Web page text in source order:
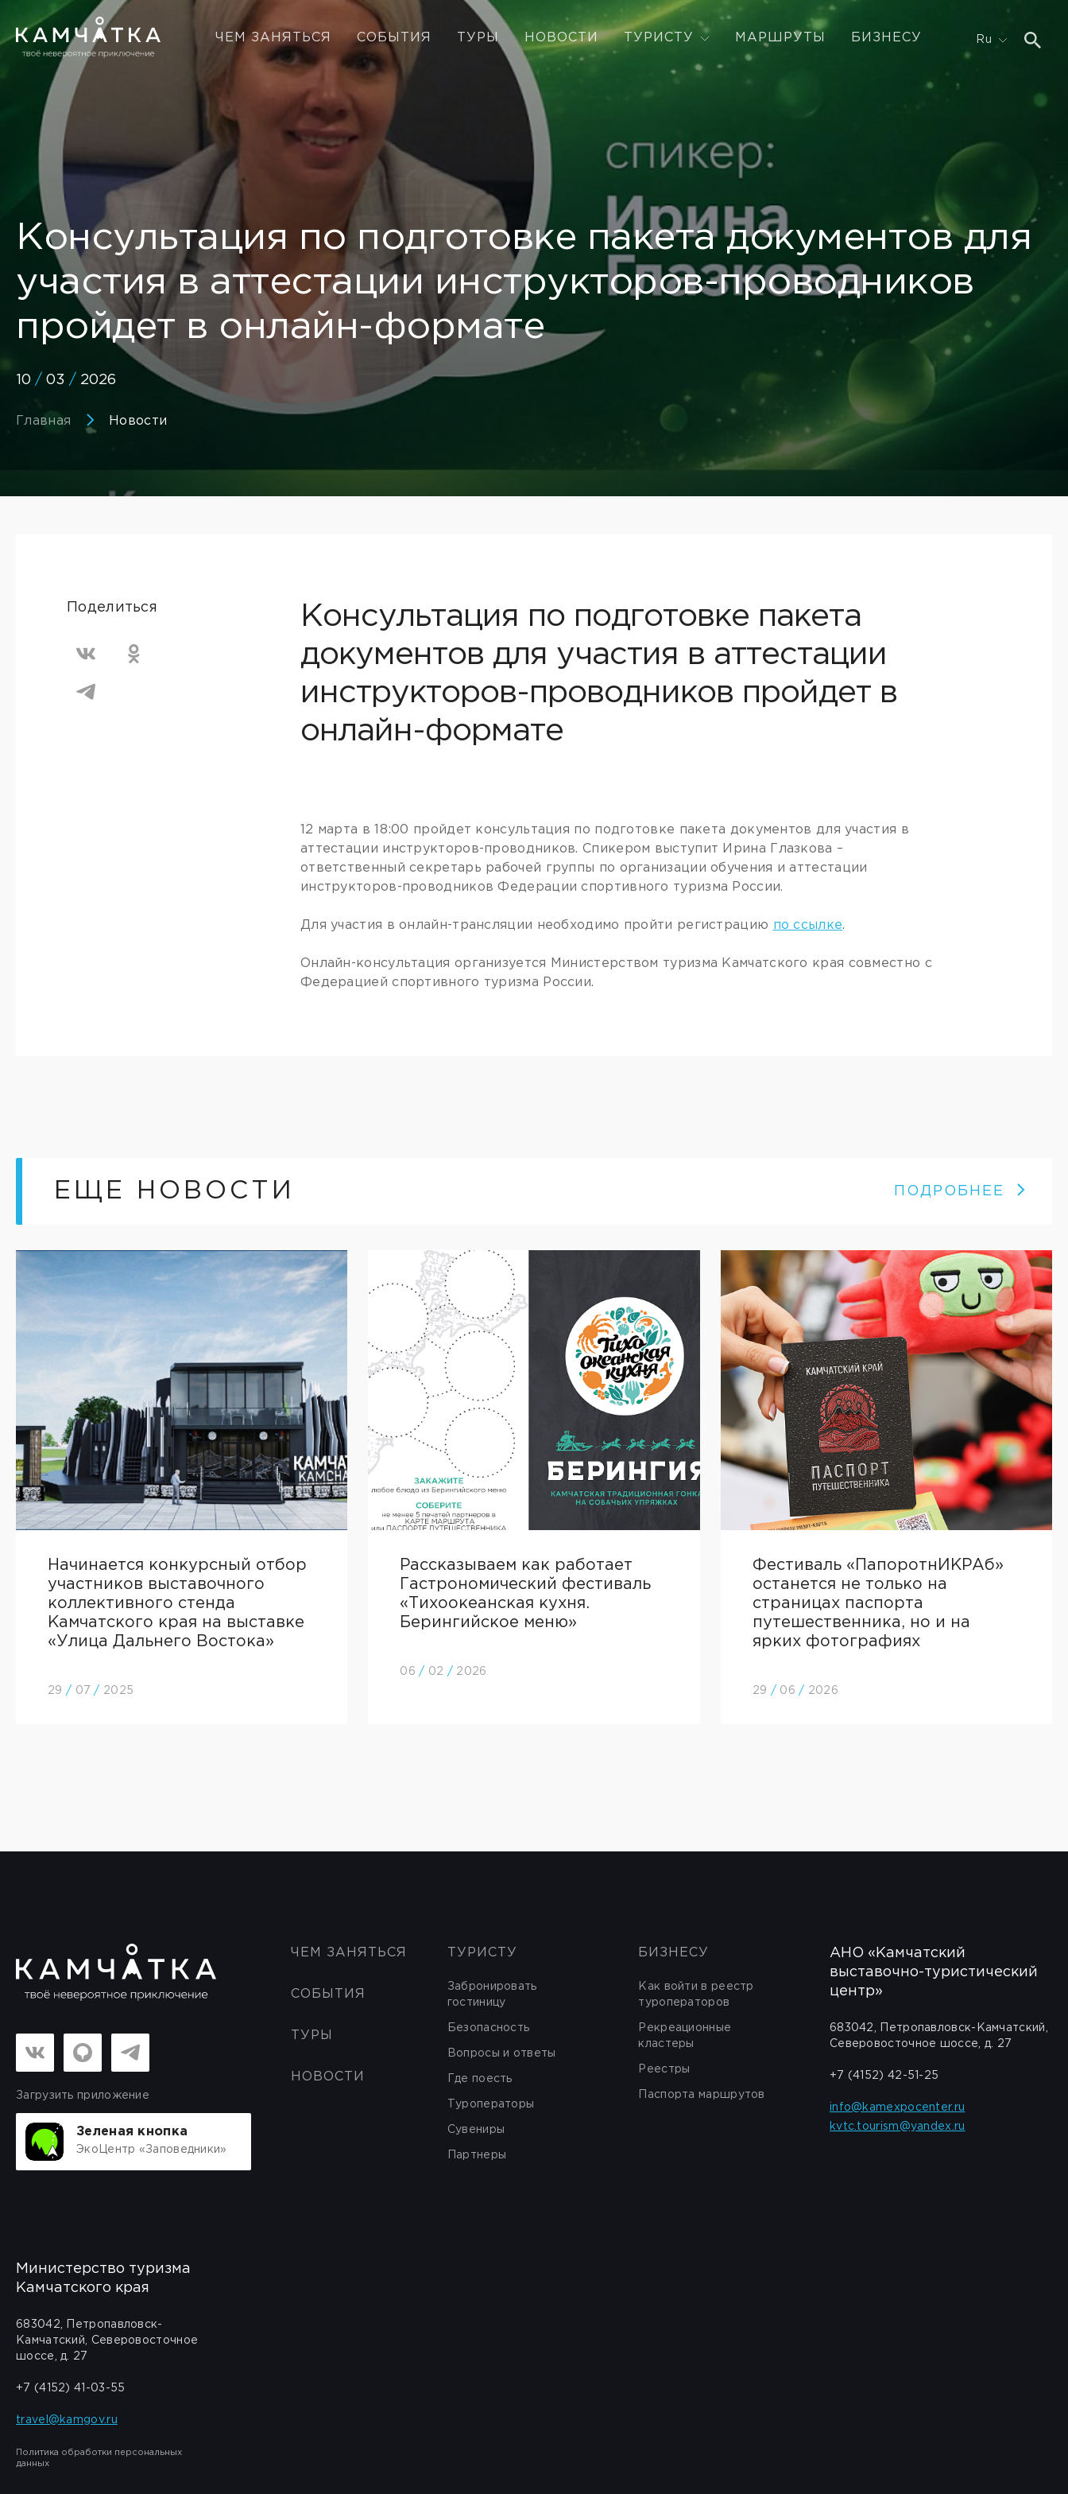
ЧЕМ ЗАНЯТЬСЯ СОБЫТИЯ ТУРЫ НОВОСТИ ТУРИСТУ МАРШРУТЫ БИЗНЕСУ Ru
Консультация по подготовке пакета документов для
участия в аттестации инструкторов-проводников
пройдет в онлайн-формате
10 / 03 / 2026
Главная Новости
Поделиться
Консультация по подготовке пакета
документов для участия в аттестации
инструкторов-проводников пройдет в
онлайн-формате
12 марта в 18:00 пройдет консультация по подготовке пакета документов для участия в
аттестации инструкторов-проводников. Спикером выступит Ирина Глазкова –
ответственный секретарь рабочей группы по организации обучения и аттестации
инструкторов-проводников Федерации спортивного туризма России.
Для участия в онлайн-трансляции необходимо пройти регистрацию по ссылке.
Онлайн-консультация организуется Министерством туризма Камчатского края совместно с
Федерацией спортивного туризма России.
ЕЩЕ НОВОСТИ ПОДРОБНЕЕ
Начинается конкурсный отбор
участников выставочного
коллективного стенда
Камчатского края на выставке
«Улица Дальнего Востока»
29 / 07 / 2025
Рассказываем как работает
Гастрономический фестиваль
«Тихоокеанская кухня.
Берингийское меню»
06 / 02 / 2026
Фестиваль «ПапоротнИКРАб»
останется не только на
страницах паспорта
путешественника, но и на
ярких фотографиях
29 / 06 / 2026
Загрузить приложение
Зеленая кнопка
ЭкоЦентр «Заповедники»
ЧЕМ ЗАНЯТЬСЯ
СОБЫТИЯ
ТУРЫ
НОВОСТИ
ТУРИСТУ
Забронировать
гостиницу
Безопасность
Вопросы и ответы
Где поесть
Туроператоры
Сувениры
Партнеры
БИЗНЕСУ
Как войти в реестр
туроператоров
Рекреационные
кластеры
Реестры
Паспорта маршрутов
АНО «Камчатский
выставочно-туристический
центр»
683042, Петропавловск-Камчатский,
Северовосточное шоссе, д. 27
+7 (4152) 42-51-25
info@kamexpocenter.ru
kvtc.tourism@yandex.ru
Министерство туризма
Камчатского края
683042, Петропавловск-
Камчатский, Северовосточное
шоссе, д. 27
+7 (4152) 41-03-55
travel@kamgov.ru
Политика обработки персональных
данных